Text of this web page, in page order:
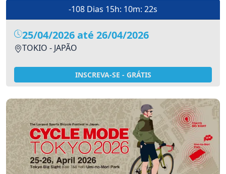
-108 Dias 15h: 10m: 21s
25/04/2026 até 26/04/2026
TOKIO - JAPÃO
INSCREVA-SE - GRÁTIS